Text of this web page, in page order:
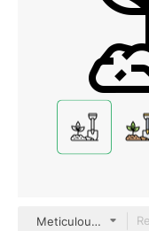
Meticulous Line